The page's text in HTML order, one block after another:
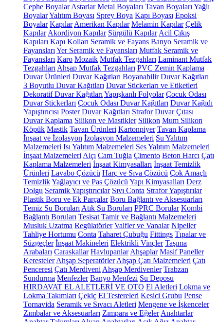
Cephe Boyalar Astarlar Metal Boyaları Tavan Boyaları Yağlı
BoyalarYalıtım Boyası Sprey Boya Kapı Boyası Epoksi
Boyalar Kapılar Amerikan Kapılar Melamin Kapılar Çelik
Kapılar Akordiyon Kapılar Sürgülü Kapılar Acil Çıkış
Kapıları Kapı Kolları Seramik ve Fayans Banyo Seramik ve
Fayansları Yer Seramik ve Fayansları Mutfak Seramik ve
Fayansları Karo Mozaik Mutfak Tezgahları Laminant Mutfak
Tezgahları Ahşap Mutfak Tezgahları PVC Zemin Kaplama
Duvar Ürünleri Duvar Kağıtları Boyanabilir Duvar Kağıtları
3 Boyutlu Duvar Kağıtları Duvar Stickerları ve Etiketleri
Dekoratif Duvar Kağıtları Yapışkanlı Folyolar Çocuk Odası
Duvar Stickerları Çocuk Odası Duvar Kağıtları Duvar Kağıdı
Yapıştırıcısı Poster Duvar Kağıtları Strafor Duvar Çıtası
Duvar Kaplama Silikon ve Mastikler Silikon Mum Silikon
Köpük Mastik Tavan Ürünleri Kartonpiyer Tavan Kaplama
İnşaat ve İzolasyon İzolasyon Malzemeleri Su Yalıtım
Malzemeleri Isı Yalıtım Malzemeleri Ses Yalıtım Malzemeleri
İnşaat Malzemeleri Alçı Cam Tuğla Çimento Beton Harcı Çatı
Kaplama Malzemeleri İnşaat Kimyasalları İnşaat Temizlik
Ürünleri Lavabo Çözücü Harç ve Sıva Çözücü Çok Amaçlı
TemizlikYağlayıcı ve Pas Çözücü Yapı Kimyasalları Derz
Dolgu Seramik Yapıştırıcılar Sıvı Conta Strafor Yapıştırılar
Plastik Boru ve Ek Parçalar Boru Bağlantı ve Aksesuarları
Temiz Su Boruları Atık Su Boruları PPRC Borular Kombi
Bağlantı Boruları Tesisat Tamir ve Bağlantı Malzemeleri
Musluk Uzatma Regülatörler Valfler ve Vanalar Nipeller
Tahliye Hortumu Conta Taharet Çubuğu Fittings Tıpalar ve
Süzgeçler İnşaat Makineleri Elektrikli Vinçler Taşıma
Arabaları Caraskallar Havlupanlar Ahşaplar Masif Paneller
Keresteler Ahşap Seperatörler Ahşap Çatı Malzemeleri Çatı
Penceresi Çatı Merdiveni Ahşap Merdivenler Trabzan
Sundurma Menfezler Banyo Menfezi Su Deposu
HIRDAVAT EL ALETLERİ VE OTO El Aletleri Lokma ve
Lokma Takımları Çekiç El Testereleri Kesici Grubu Pense
Tornavida Seramik ve Sıvacı Aletleri Mengene ve İşkenceler
Zımbalar ve Aksesuarları Zımpara ve Eğeler Anahtarlar